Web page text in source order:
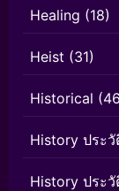
Healing (18)
Heist (31)
Historical
History ประ
History ประ